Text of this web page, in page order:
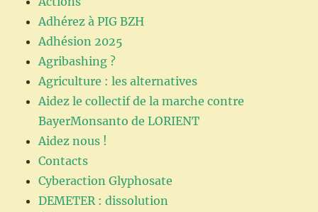
Adhérez à PIG BZH
Adhésion 2025
Agribashing ?
Agriculture : les alternatives
Aidez le collectif de la marche contre
BayerMonsanto de LORIENT
Aidez nous !
Contacts
Cyberaction Glyphosate
DEMETER : dissolution